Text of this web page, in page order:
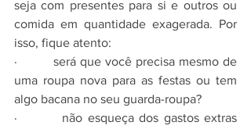
seja com presentes para si e outros ou
comida em quantidade exagerada. Por
isso, fique atento:
·         será que você precisa mesmo de
uma roupa nova para as festas ou tem
algo bacana no seu guarda-roupa?
·         não esqueça dos gastos extras